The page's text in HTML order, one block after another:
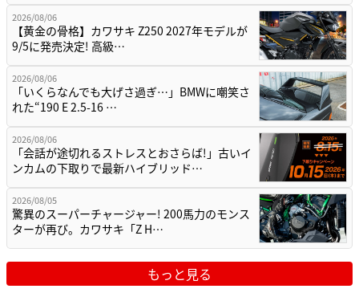
2026/08/06
【黄金の骨格】カワサキ Z250 2027年モデルが
9/5に発売決定! 高級…
2026/08/06
「いくらなんでも大げさ過ぎ…」BMWに嘲笑さ
れた“190 E 2.5-16 …
2026/08/06
「会話が途切れるストレスとおさらば!」古いイ
ンカムの下取りで最新ハイブリッド…
2026/08/05
驚異のスーパーチャージャー! 200馬力のモンス
ターが再び。カワサキ「Z H…
もっと見る